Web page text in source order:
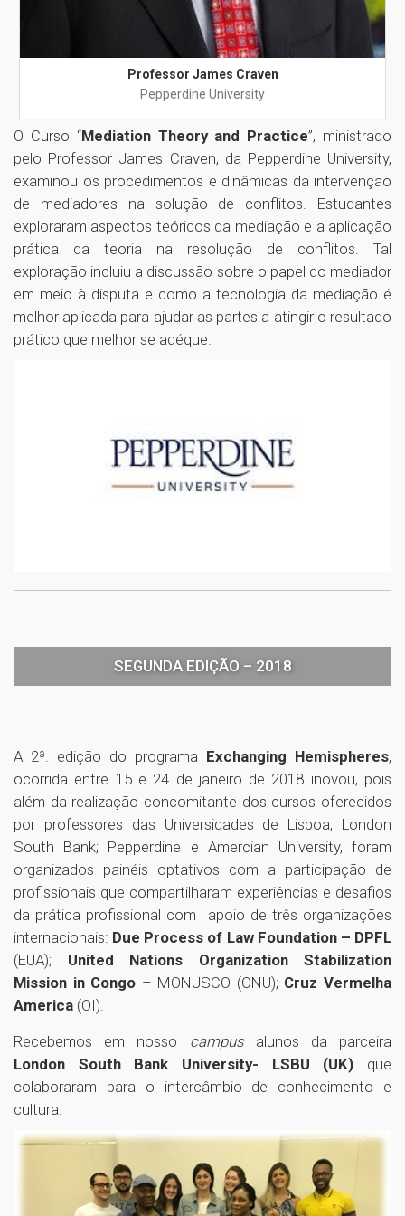
Professor James Craven
Pepperdine University
O Curso “Mediation Theory and Practice”, ministrado
pelo Professor James Craven, da Pepperdine University,
examinou os procedimentos e dinâmicas da intervenção
de mediadores na solução de conflitos. Estudantes
exploraram aspectos teóricos da mediação e a aplicação
prática da teoria na resolução de conflitos. Tal
exploração incluiu a discussão sobre o papel do mediador
em meio à disputa e como a tecnologia da mediação é
melhor aplicada para ajudar as partes a atingir o resultado
prático que melhor se adéque.
SEGUNDA EDIÇÃO – 2018
A 2ª. edição do programa Exchanging Hemispheres,
ocorrida entre 15 e 24 de janeiro de 2018 inovou, pois
além da realização concomitante dos cursos oferecidos
por professores das Universidades de Lisboa, London
South Bank; Pepperdine e Amercian University, foram
organizados painéis optativos com a participação de
profissionais que compartilharam experiências e desafios
da prática profissional com apoio de três organizações
internacionais: Due Process of Law Foundation – DPFL
(EUA); United Nations Organization Stabilization
Mission in Congo – MONUSCO (ONU); Cruz Vermelha
America (OI).
Recebemos em nosso campusalunos da parceira
London South Bank University- LSBU (UK) que
colaboraram para o intercâmbio de conhecimento e
cultura.